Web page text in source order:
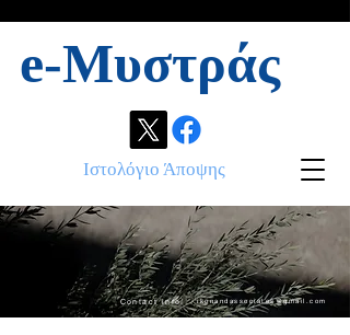
e-Μυστράς
Ιστολόγιο Άποψης
Contact info: ikonandassociates@gmail.com